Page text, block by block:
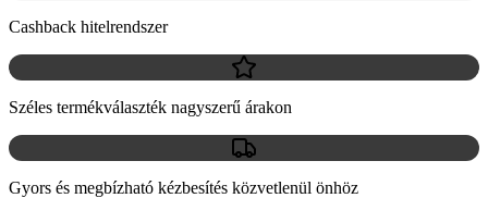
Cashback hitelrendszer
Széles termékválaszték nagyszerű árakon
Gyors és megbízható kézbesítés közvetlenül önhöz